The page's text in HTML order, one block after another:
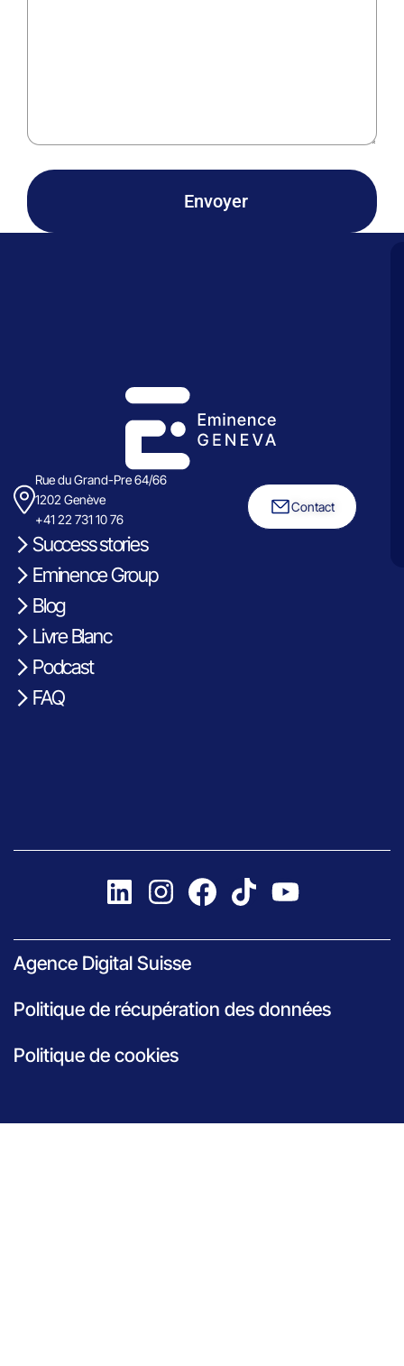
Envoyer
Rue du Grand-Pre 64/66
1202 Genève
+41 22 731 10 76
Contact
Success stories
Eminence Group
Blog
Livre Blanc
Podcast
FAQ
Agence Digital Suisse
Politique de récupération des données
Politique de cookies